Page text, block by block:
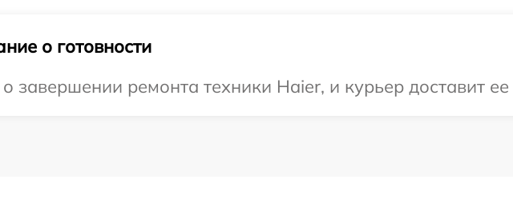
о готовности
ремонта техники Haier, и курьер доставит